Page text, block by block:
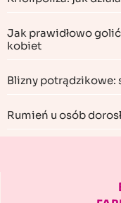
Jak prawidłowo
kobiet
Blizny potrądzikowe:
Rumień u osób